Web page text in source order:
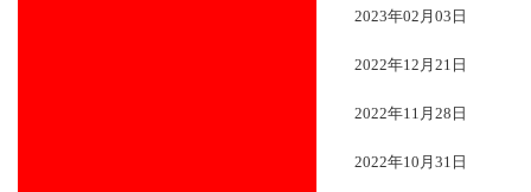
2023年02月03日
2022年12月21日
2022年11月28日
2022年10月31日